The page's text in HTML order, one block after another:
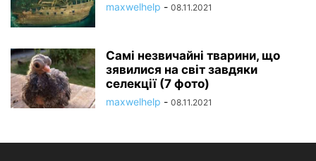
maxwelhelp - 08.11.2021
Самі незвичайні тварини, що
зявилися на світ завдяки
селекції (7 фото)
maxwelhelp - 08.11.2021